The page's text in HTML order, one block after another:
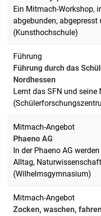
Ein Mitmach-Workshop,
abgebunden,
(Kunsthochschule)
Führung
Führung durch das
Nordhessen
Lernt das SFN und
Mitmach-Angebot
Phaeno AG
In der Phaeno AG
Alltag,
(Wilhelmsgymnasium)
Mitmach-Angebot
Zocken, waschen,